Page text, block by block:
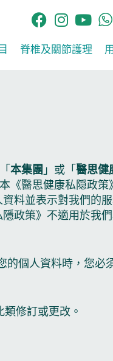
脊椎及關節護理​
本集團 」或「醫思健
本《醫思健康私隠政
料並表示對我們的
政策》不適用於我
個人資料時，您必
修訂或更改。